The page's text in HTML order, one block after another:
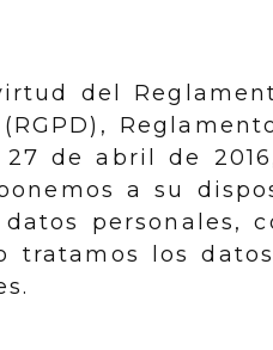
del
27 de abril de
a su
personales,
tratamos los